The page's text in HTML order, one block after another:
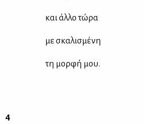
και άλ­λο τώ­ρα
με σκα­λι­σμέ­νη
τη μορ­φή μου.
4